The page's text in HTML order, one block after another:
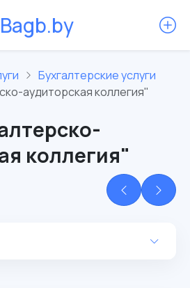
Bagb.by
Бухгалтерские услуги
аудиторская коллегия"
коллегия"